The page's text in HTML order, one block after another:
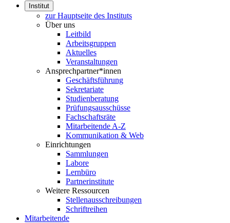
Institut
zur Hauptseite des Instituts
Über uns
Leitbild
Arbeitsgruppen
Aktuelles
Veranstaltungen
Ansprechpartner*innen
Geschäftsführung
Sekretariate
Studienberatung
Prüfungsausschüsse
Fachschaftsräte
Mitarbeitende A-Z
Kommunikation & Web
Einrichtungen
Sammlungen
Labore
Lernbüro
Partnerinstitute
Weitere Ressourcen
Stellenausschreibungen
Schriftreihen
Mitarbeitende